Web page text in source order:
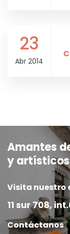
23
Abr 2014
Amantes
y
Visita nuestro
11 sur 708,
Contáctanos